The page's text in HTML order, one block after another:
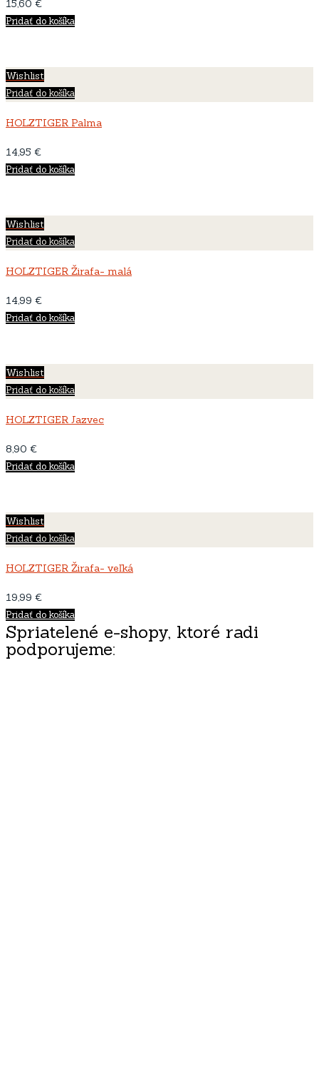
15,60 €
Pridať do košíka
Wishlist
Pridať do košíka
HOLZTIGER Palma
14,95 €
Pridať do košíka
Wishlist
Pridať do košíka
HOLZTIGER Žirafa- malá
14,99 €
Pridať do košíka
Wishlist
Pridať do košíka
HOLZTIGER Jazvec
8,90 €
Pridať do košíka
Wishlist
Pridať do košíka
HOLZTIGER Žirafa- veľká
19,99 €
Pridať do košíka
Spriatelené e-shopy, ktoré radi
podporujeme: